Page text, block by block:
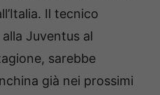
Il tecnico
Juventus al
sarebbe
già nei prossimi